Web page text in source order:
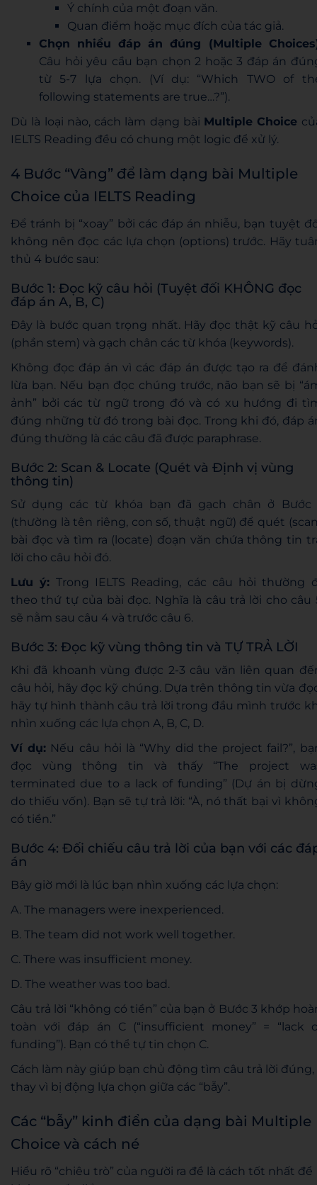
Ý chính của một đoạn văn.
Quan điểm hoặc mục đích của tác giả.
Chọn nhiều đáp án đúng (Multiple
Câu hỏi yêu cầu bạn chọn 2 hoặc 3 đáp án
từ 5-7 lựa chọn. (Ví dụ: “Which TWO of
following statements are true…?”).
Dù là loại nào, cách làm dạng bài Multiple Choice
IELTS Reading đều có chung một logic để xử lý.
4 Bước “Vàng” để làm dạng bài Multiple
Choice của IELTS Reading
Để tránh bị “xoay” bởi các đáp án nhiễu, bạn tuyệt
không nên đọc các lựa chọn (options) trước. Hãy
thủ 4 bước sau:
Bước 1: Đọc kỹ câu hỏi (Tuyệt đối KHÔNG đọc
đáp án A, B, C)
Đây là bước quan trọng nhất. Hãy đọc thật kỹ câu
(phần stem) và gạch chân các từ khóa (keywords).
Không đọc đáp án vì các đáp án được tạo ra để
lừa bạn. Nếu bạn đọc chúng trước, não bạn sẽ bị
ảnh” bởi các từ ngữ trong đó và có xu hướng đi
đúng những từ đó trong bài đọc. Trong khi đó, đáp
đúng thường là các câu đã được paraphrase.
Bước 2: Scan & Locate (Quét và Định vị vùng
thông tin)
Sử dụng các từ khóa bạn đã gạch chân ở Bước
(thường là tên riêng, con số, thuật ngữ) để quét
bài đọc và tìm ra (locate) đoạn văn chứa thông tin
lời cho câu hỏi đó.
Lưu ý: Trong IELTS Reading, các câu hỏi thường
theo thứ tự của bài đọc. Nghĩa là câu trả lời cho câu
sẽ nằm sau câu 4 và trước câu 6.
Bước 3: Đọc kỹ vùng thông tin và TỰ TRẢ LỜI
Khi đã khoanh vùng được 2-3 câu văn liên quan
câu hỏi, hãy đọc kỹ chúng. Dựa trên thông tin vừa
hãy tự hình thành câu trả lời trong đầu mình trước
nhìn xuống các lựa chọn A, B, C, D.
Ví dụ: Nếu câu hỏi là “Why did the project fail?”,
đọc vùng thông tin và thấy “The project
terminated due to a lack of funding” (Dự án bị
do thiếu vốn). Bạn sẽ tự trả lời: “À, nó thất bại vì
có tiền.”
Bước 4: Đối chiếu câu trả lời của bạn với các
án
Bây giờ mới là lúc bạn nhìn xuống các lựa chọn:
A. The managers were inexperienced.
B. The team did not work well together.
C. There was insufficient money.
D. The weather was too bad.
Câu trả lời “không có tiền” của bạn ở Bước 3 khớp
toàn với đáp án C (“insufficient money” = “lack
funding”). Bạn có thể tự tin chọn C.
Cách làm này giúp bạn chủ động tìm câu trả lời đúng,
thay vì bị động lựa chọn giữa các “bẫy”.
Các “bẫy” kinh điển của dạng bài Multiple
Choice và cách né
Hiểu rõ “chiêu trò” của người ra đề là cách tốt nhất để